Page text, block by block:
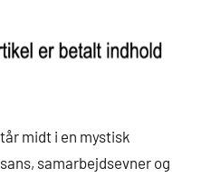
midt i en mystisk
samarbejdsevner og